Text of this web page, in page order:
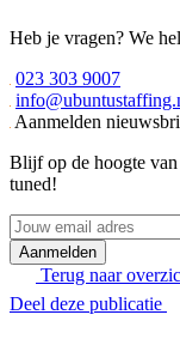
Heb je vragen? We
023 303 9007
Aanmelden
Blijf op de hoogte
tuned!
Jouw
email
adresTerug naar
Deel deze publicatie